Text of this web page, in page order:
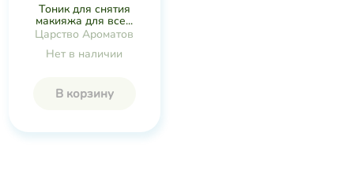
Тоник для снятия
макияжа для все...
Царство Ароматов
Нет в наличии
В корзину